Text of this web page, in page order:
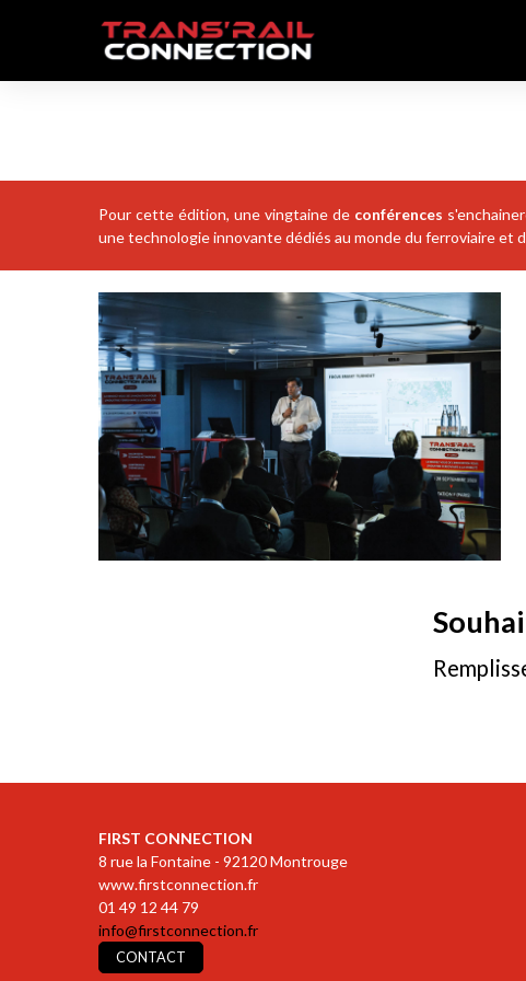
Pour cette édition, une vingtaine de conférences
une technologie innovante dédiés au monde du ferroviaire et
FIRST CONNECTION
8 rue la Fontaine - 92120 Montrouge
www.firstconnection.fr
01 49 12 44 79
info@firstconnection.fr
CONTACT